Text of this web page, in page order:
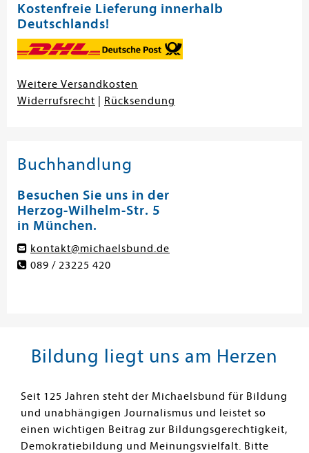
Kostenfreie Lieferung innerhalb
Deutschlands!
Weitere Versandkosten
Widerrufsrecht
Rücksendung
Buchhandlung
Besuchen Sie uns in der
Herzog-Wilhelm-Str. 5
in München.
kontakt@michaelsbund.de
089 / 23225 420
Bildung liegt uns am Herzen
Seit 125 Jahren steht der Michaelsbund für Bildung
und unabhängigen Journalismus und leistet so
einen wichtigen Beitrag zur Bildungsgerechtigkeit,
Demokratiebildung und Meinungsvielfalt. Bitte